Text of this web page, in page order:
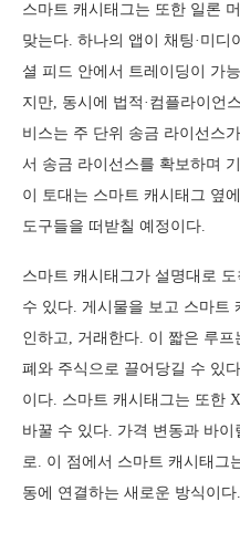
스마트 캐시태그는 또한 일론
맞는다. 하나의 앱이 채팅·미디
셜 피드 안에서 트레이딩이 가
지만, 동시에 법적·컴플라이언
비스는 주 단위 송금 라이선스
서 송금 라이선스를 확보하며
이 토대는 스마트 캐시태그 옆
도구들을 떠받칠 예정이다.
스마트 캐시태그가 설명대로
수 있다. 게시물을 보고 스마트
인하고, 거래한다. 이 짧은 루
폐와 주식으로 끌어당길 수 있
이다. 스마트 캐시태그는 또한
바꿀 수 있다. 가격 변동과 바
로. 이 점에서 스마트 캐시태그
동에 연결하는 새로운 방식이다.